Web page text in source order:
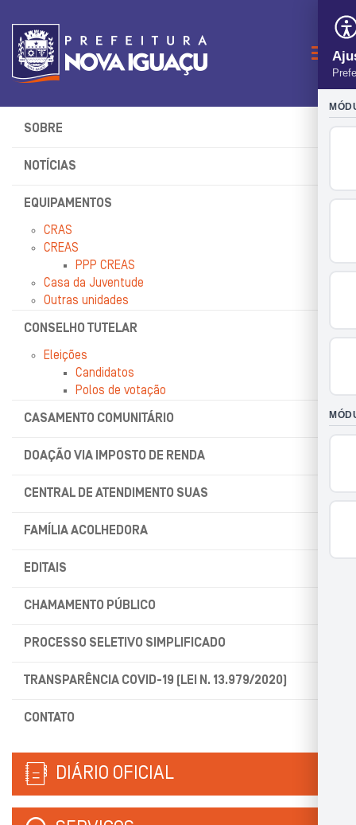
SOBRE
NOTÍCIAS
EQUIPAMENTOS
CRAS
CREAS
PPP CREAS
Casa da Juventude
Outras unidades
CONSELHO TUTELAR
Eleições
Candidatos
Polos de votação
CASAMENTO COMUNITÁRIO
DOAÇÃO VIA IMPOSTO DE RENDA
CENTRAL DE ATENDIMENTO SUAS
FAMÍLIA ACOLHEDORA
EDITAIS
CHAMAMENTO PÚBLICO
PROCESSO SELETIVO SIMPLIFICADO
TRANSPARÊNCIA COVID-19 (LEI N. 13.979/2020)
CONTATO
DIÁRIO OFICIAL